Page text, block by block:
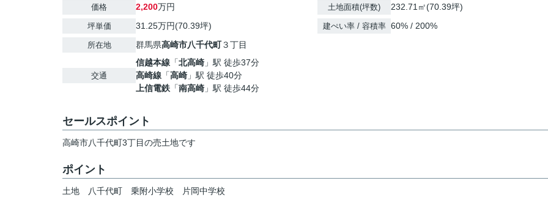
価格 2,200万円
坪単価 31.25万円(70.39坪)
所在地 群馬県高崎市八千代町３丁目
交通
信越本線 「北高崎 」駅 徒歩37分
高崎線 「高崎 」駅 徒歩40分
上信電鉄 「南高崎 」駅 徒歩44分
土地面積(坪数) 232.71㎡(70.39坪)
建ぺい率 / 容積率 60% / 200%
セールスポイント
高崎市八千代町3丁目の売土地です
ポイント
土地 八千代町 乗附小学校 片岡中学校